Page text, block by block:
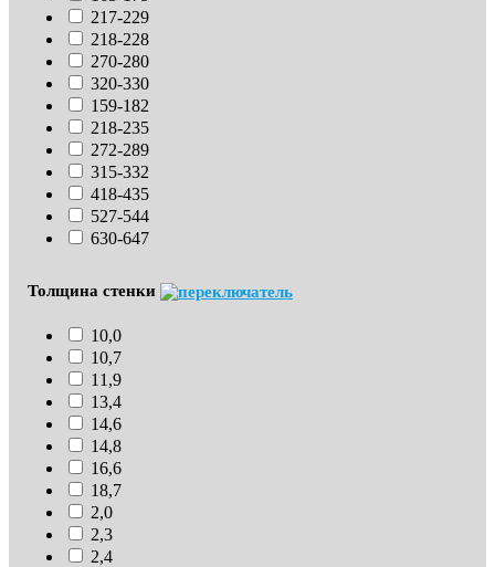
217-229
218-228
270-280
320-330
159-182
218-235
272-289
315-332
418-435
527-544
630-647
Толщина стенки
10,0
10,7
11,9
13,4
14,6
14,8
16,6
18,7
2,0
2,3
2,4